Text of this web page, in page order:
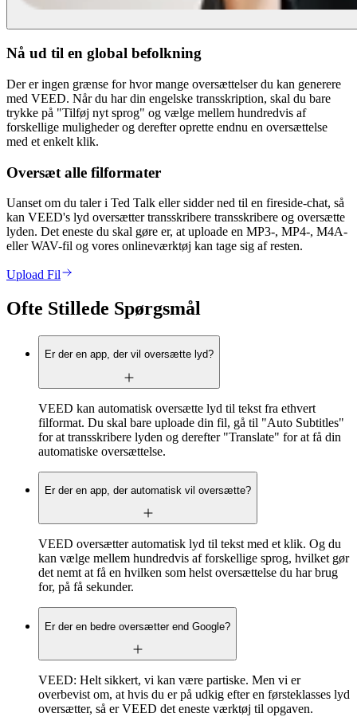
Nå ud til en global befolkning
Der er ingen grænse for hvor mange oversættelser du kan generere
med VEED. Når du har din engelske transskription, skal du bare
trykke på "Tilføj nyt sprog" og vælge mellem hundredvis af
forskellige muligheder og derefter oprette endnu en oversættelse
med et enkelt klik.
Oversæt alle filformater
Uanset om du taler i Ted Talk eller sidder ned til en fireside-chat, så
kan VEED's lyd oversætter transskribere transskribere og oversætte
lyden. Det eneste du skal gøre er, at uploade en MP3-, MP4-, M4A-
eller WAV-fil og vores onlineværktøj kan tage sig af resten.
Upload Fil
Ofte Stillede Spørgsmål
Er der en app, der vil oversætte lyd?
VEED kan automatisk oversætte lyd til tekst fra ethvert
filformat. Du skal bare uploade din fil, gå til "Auto Subtitles"
for at transskribere lyden og derefter "Translate" for at få din
automatiske oversættelse.
Er der en app, der automatisk vil oversætte?
VEED oversætter automatisk lyd til tekst med et klik. Og du
kan vælge mellem hundredvis af forskellige sprog, hvilket gør
det nemt at få en hvilken som helst oversættelse du har brug
for, på få sekunder.
Er der en bedre oversætter end Google?
VEED: Helt sikkert, vi kan være partiske. Men vi er
overbevist om, at hvis du er på udkig efter en førsteklasses lyd
oversætter, så er VEED det eneste værktøj til opgaven.